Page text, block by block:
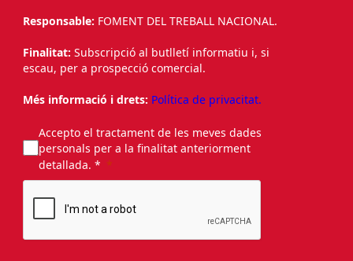
Responsable: FOMENT DEL TREBALL NACIONAL.
Finalitat: Subscripció al butlletí informatiu i, si
escau, per a prospecció comercial.
Més informació i drets: Política de privacitat.
Accepto el tractament de les meves dades
personals per a la finalitat anteriorment
detallada. *